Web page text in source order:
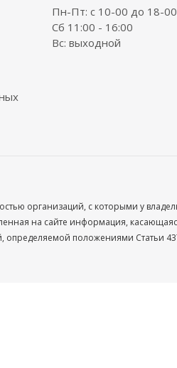
Пн-Пт: с 10-00 до 18-
Сб 11:00 - 16:00
Вс: выходной
организаций, с которыми у
на сайте информация,
положениями Статьи